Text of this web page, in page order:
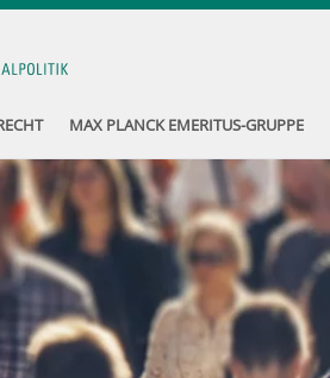
MAX PLANCK EMERITUS-GRUPPE